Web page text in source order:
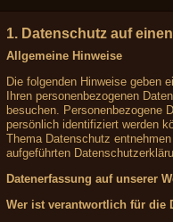
1. Datenschutz auf
Allgemeine Hinweise
Die folgenden Hinweise geben
Ihren personenbezogenen
besuchen. Personenbezogene
persönlich identifiziert werden
Thema Datenschutz
aufgeführten
Datenerfassung auf unserer
Wer ist verantwortlich für die